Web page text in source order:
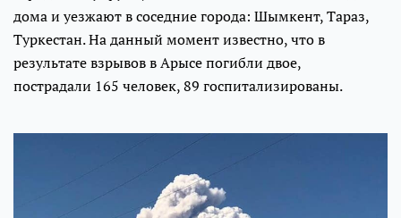
дома и уезжают в соседние города: Шымкент, Тараз,
Туркестан. На данный момент известно, что в
результате взрывов в Арысе погибли двое,
пострадали 165 человек, 89 госпитализированы.